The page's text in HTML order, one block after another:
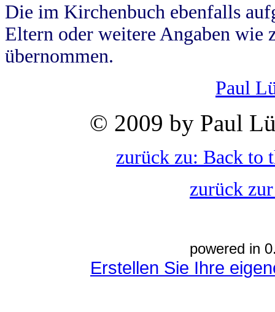
Die im Kirchenbuch ebenfalls
Eltern oder weitere Angaben wie
übernommen.
Paul
© 2009 by Paul
zurück zu: Back to
zurück
powered in
Erstellen Sie Ihre